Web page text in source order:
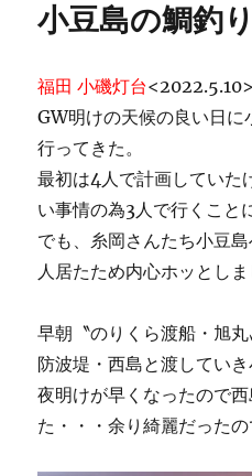
ー
小豆島の鯛釣
福田 小磯灯台<2022.5.10>
GW明けの天候の良い日に
行ってきた。
最初は4人で計画していた
い事情の為3人で行くこと
でも、糸岡さんたち小豆
人居たため内心ホッとしま
早朝〝のりくら渡船・旭
防波堤・西島と渡していき
夜明けが早くなったので
た・・・余り綺麗だったの